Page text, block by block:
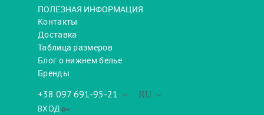
ПОЛЕЗНАЯ ИНФОРМАЦИЯ
Контакты
Доставка
Таблица размеров
Блог о нижнем белье
Бренды
RU
+38 097 691-95-21
ВХОД